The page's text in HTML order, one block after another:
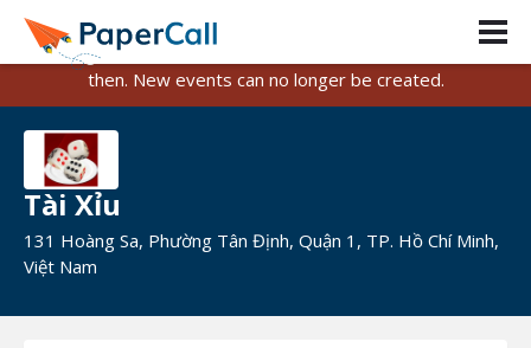
PaperCall is shutting down on August 31, 2026.
Existing events and submissions will remain available until
then. New events can no longer be created.
Tài Xỉu
131 Hoàng Sa, Phường Tân Định, Quận 1, TP. Hồ Chí Minh,
Việt Nam